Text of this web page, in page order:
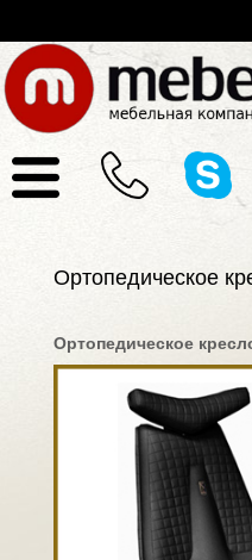
Ортопедическое
Ортопедическое